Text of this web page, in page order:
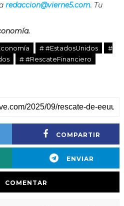
redaccion@vierne5.com. Tu
# #EstadosUnidos
#
# #RescateFinanciero
COMPARTIR
ENVIAR
COMENTAR